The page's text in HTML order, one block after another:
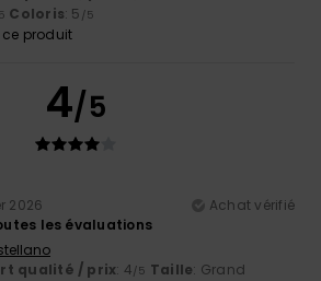
Coloris: 5 /5
produit
4/5
2026
Achat vérifié
les évaluations
qualité / prix: 4/5 Taille: Grand